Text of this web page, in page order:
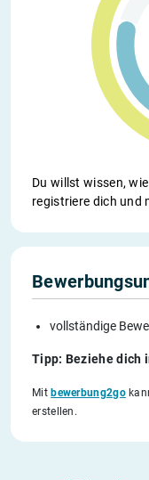
Du willst wissen,
registriere dich
vollständige
Tipp: Beziehe dich
Mitbewerbung2go
erstellen.